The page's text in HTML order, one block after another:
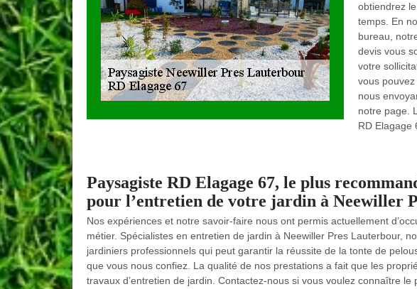
obtiendrez
temps. En
bureau,
devis vous
votre
vous
nous
notre page.
RD Elagage
Paysagiste RD Elagage 67, le plus
pour l’entretien de votre jardin à Neewiller
Nos expériences et notre savoir-faire nous ont permis actuellement
métier. Spécialistes en entretien de jardin à Neewiller Pres Lauterbour,
jardiniers professionnels qui peut garantir la réussite de la tonte de
que vous nous confiez. La qualité de nos prestations a fait que les
travaux d’entretien de jardin. Contactez-nous si vous voulez connaître